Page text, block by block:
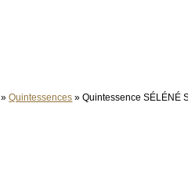
»Quintessences »Quintessence SÉLÉNÉ